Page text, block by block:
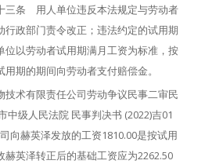
三条 用人单位违反本法规定与劳动者
行政部门责令改正；违法约定的试用期
位以劳动者试用期满月工资为标准，按
期的期间向劳动者支付赔偿金。
技术有限责任公司劳动争议民事二审民
中级人民法院 民事判决书 (2022)吉01
向赫英泽发放的工资1810.00是按试用
赫英泽转正后的基础工资应为2262.50